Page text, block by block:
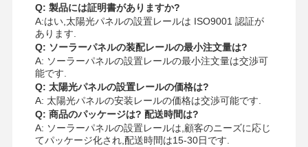
Q: 製品には証明書がありますか?
A:はい,太陽光パネルの設置レールは ISO9001 認証が
あります.
Q: ソーラーパネルの装配レールの最小注文量は?
A: ソーラーパネルの設置レールの最小注文量は交渉可
能です.
Q: 太陽光パネルの設置レールの価格は?
A: 太陽光パネルの安装レールの価格は交渉可能です.
Q: 商品のパッケージは? 配送時間は?
A: ソーラーパネルの設置レールは,顧客のニーズに応じ
てパッケージ化され,配送時間は15-30日です.